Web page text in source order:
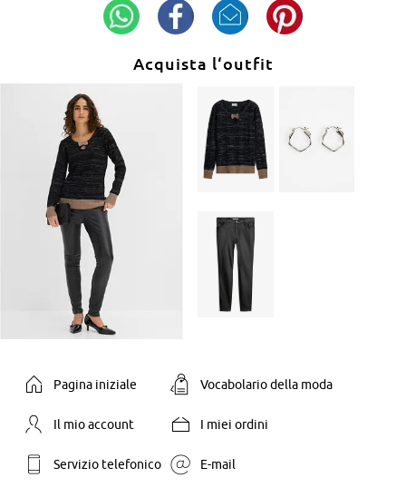
Acquista l‘outfit
Pagina iniziale Vocabolario della moda
Il mio account I miei ordini
Servizio telefonico E-mail